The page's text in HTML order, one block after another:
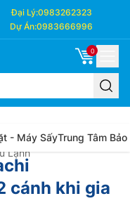
Đại Lý:0983262323
Dự Án:0983666996
0
- Máy SấyTrung Tâm Bảo
Lạnh
cánh khi gia